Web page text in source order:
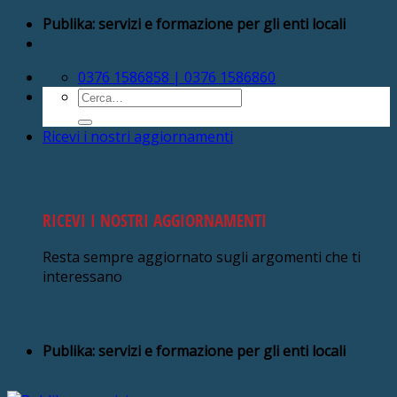
Salta Publika: servizi e formazione per gli enti locali
0376 1586858 | 0376 1586860
Cerca:
Ricevi i nostri aggiornamenti
RICEVI I NOSTRI AGGIORNAMENTI
Resta sempre aggiornato sugli argomenti che ti
interessano
Publika: servizi e formazione per gli enti locali